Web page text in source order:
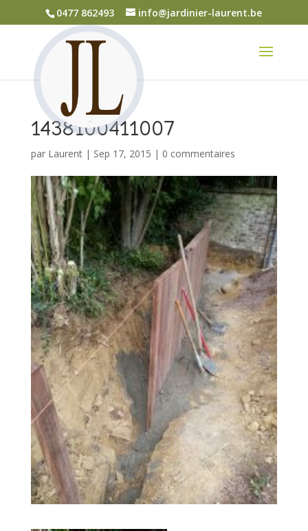
0477 862493 info@jardinier-laurent.be
1438100411007
par Laurent| Sep 17, 2015 | 0 commentaires